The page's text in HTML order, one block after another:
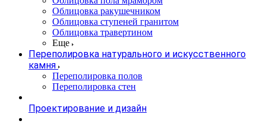
Облицовка ракушечником
Облицовка ступеней гранитом
Облицовка травертином
Еще
Переполировка натурального и искусственного
камня
Переполировка полов
Переполировка стен
Проектирование и дизайн